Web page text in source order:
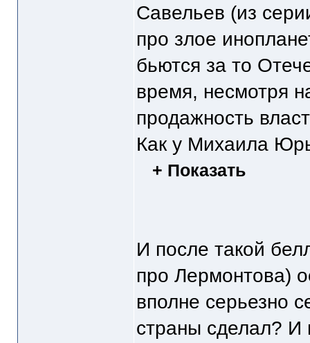
Савельев (из
про злое
бьются за то
время, несмотря
продажность
Как у Михаила
+ Показать
И после такой
про Лермонтова)
вполне серьезно
страны сделал?